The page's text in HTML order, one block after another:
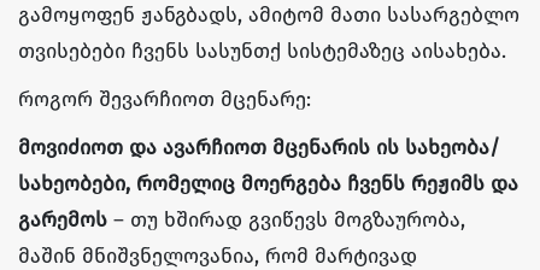
გამოყოფენ ჟანგბადს, ამიტომ მათი სასარგებლო
თვისებები ჩვენს სასუნთქ სისტემაზეც აისახება.
როგორ შევარჩიოთ მცენარე:
მოვიძიოთ და ავარჩიოთ მცენარის ის სახეობა/
სახეობები, რომელიც მოერგება ჩვენს რეჟიმს და
გარემოს – თუ ხშირად გვიწევს მოგზაურობა,
მაშინ მნიშვნელოვანია, რომ მარტივად